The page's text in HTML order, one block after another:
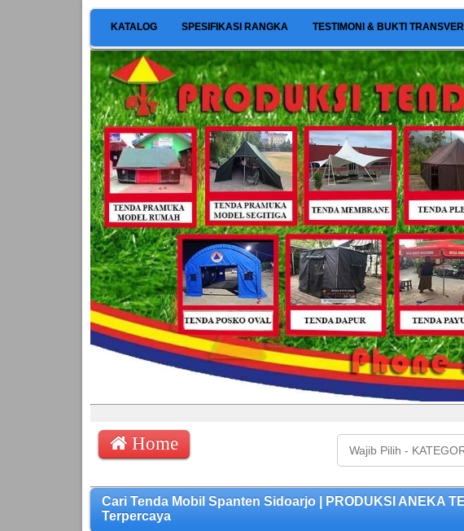
KATALOG SPESIFIKASI RANGKA TESTIMONI & BUKTI TRANSVER
Home
Cari Tenda Mobil Spanten Sidoarjo | PRODUKSI ANEKA
Terpercaya